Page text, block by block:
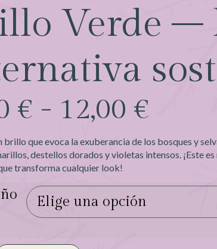
Verde –
€ - 12,00 €
brillo que evoca la exuberancia de los bosques y
destellos dorados y violetas intensos. ¡Este
transforma cualquier look!